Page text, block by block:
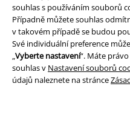
souhlas s používáním souborů
Případně můžete souhlas
v takovém případě se budou
Své individuální preference
„Vyberte nastavení“. Máte
souhlas v Nastavení souborů
údajů naleznete na stránce
Likvidace odpadu a ochrana
Prohlášení o shodě
Informace o přístupnosti